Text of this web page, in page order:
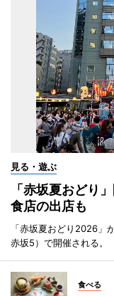
見る・遊ぶ
「赤坂夏おどり
食店の出店も
「赤坂夏おどり2026」
赤坂5）で開催される。
食べる